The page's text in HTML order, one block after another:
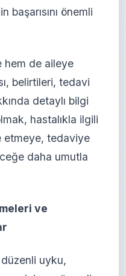
başarısını önemli
hem de aileye
belirtileri, tedavi
detaylı bilgi
hastalıkla ilgili
etmeye, tedaviye
daha umutla
ve
uyku,